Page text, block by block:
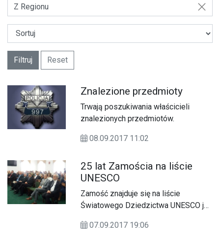
Z Regionu
Filtruj Reset
Znalezione przedmioty
Trwają poszukiwania właścicieli
znalezionych przedmiotów.
08.09.2017 11:02
25 lat Zamościa na liście
UNESCO
Zamość znajduje się na liście
Światowego Dziedzictwa UNESCO już
07.09.2017 19:06